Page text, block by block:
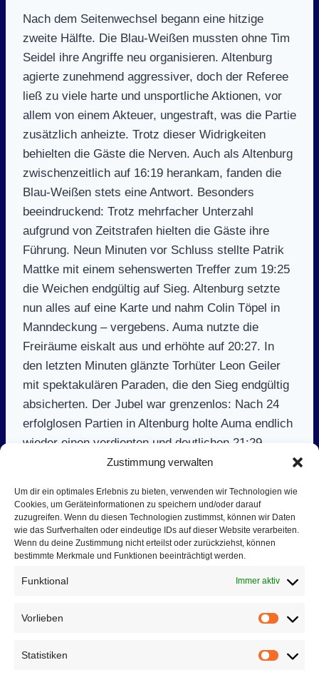
Zustimmung verwalten
Um dir ein optimales Erlebnis zu bieten, verwenden wir Technologien wie
Cookies, um Geräteinformationen zu speichern und/oder darauf
zuzugreifen. Wenn du diesen Technologien zustimmst, können wir Daten
wie das Surfverhalten oder eindeutige IDs auf dieser Website verarbeiten.
Wenn du deine Zustimmung nicht erteilst oder zurückziehst, können
bestimmte Merkmale und Funktionen beeinträchtigt werden.
Funktional Immer aktiv
Vorlieben
Statistiken
Nach dem Seitenwechsel begann eine hitzige
zweite Hälfte. Die Blau-Weißen mussten ohne Tim
Seidel ihre Angriffe neu organisieren. Altenburg
agierte zunehmend aggressiver, doch der Referee
ließ zu viele harte und unsportliche Aktionen, vor
allem von einem Akteuer, ungestraft, was die Partie
zusätzlich anheizte. Trotz dieser Widrigkeiten
behielten die Gäste die Nerven. Auch als Altenburg
zwischenzeitlich auf 16:19 herankam, fanden die
Blau-Weißen stets eine Antwort. Besonders
beeindruckend: Trotz mehrfacher Unterzahl
aufgrund von Zeitstrafen hielten die Gäste ihre
Führung. Neun Minuten vor Schluss stellte Patrik
Mattke mit einem sehenswerten Treffer zum 19:25
die Weichen endgültig auf Sieg. Altenburg setzte
nun alles auf eine Karte und nahm Colin Töpel in
Manndeckung – vergebens. Auma nutzte die
Freiräume eiskalt aus und erhöhte auf 20:27. In
den letzten Minuten glänzte Torhüter Leon Geiler
mit spektakulären Paraden, die den Sieg endgültig
absicherten. Der Jubel war grenzenlos: Nach 24
erfolglosen Partien in Altenburg holte Auma endlich
wieder einen verdienten und deutlichen 21:29-
Auma spielte mit: Leon Geiler, Manuel Krause,
Lukas Kraske (4), Colin Töpel (6), Andreas Röhler
(6), Henning Staps (1), Tim Seidel (1), Patrik
Mattke (5), Oscar Weise, Lucas Hempel (1).